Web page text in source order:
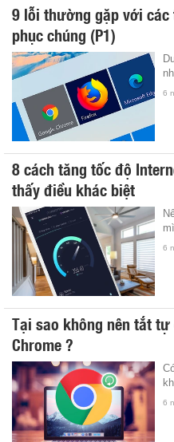
9 lỗi thường gặp với
phục chúng (P1)
6
8 cách tăng tốc độ
thấy điều khác biệt
6
Tại sao không nên tắt
Chrome ?
6